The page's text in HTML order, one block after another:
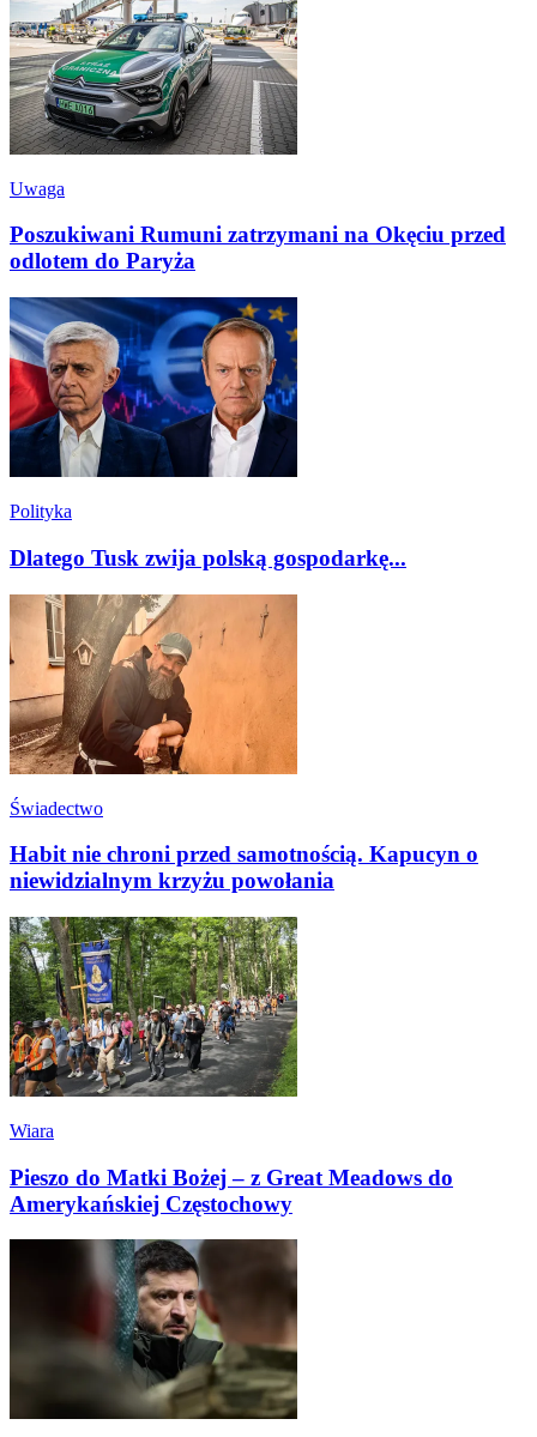
Uwaga
Poszukiwani Rumuni zatrzymani na Okęciu przed
odlotem do Paryża
Polityka
Dlatego Tusk zwija polską gospodarkę...
Świadectwo
Habit nie chroni przed samotnością. Kapucyn o
niewidzialnym krzyżu powołania
Wiara
Pieszo do Matki Bożej – z Great Meadows do
Amerykańskiej Częstochowy